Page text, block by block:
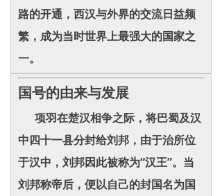
路的开通，西汉与外界的交流日益频
繁，成为当时世界上最强大的国家之
一。
国号的由来与发展
项羽在楚汉相争之际，将巴蜀及汉
中四十一县分封给刘邦，由于治所位
于汉中，刘邦因此被称为“汉王”。当
刘邦称帝后，便以自己的封国名为国